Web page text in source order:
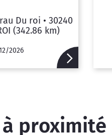
Du roi • 30240
(342.86 km)
2026
proximité